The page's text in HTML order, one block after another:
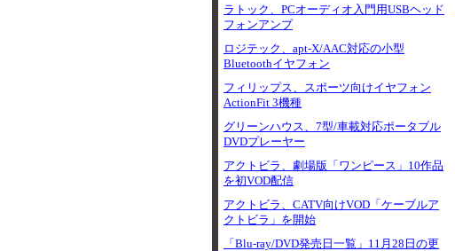
ラトック、PCオーディオ入門用USBヘッド
フォンアンプ
ロジテック、apt-X/AAC対応の小型
Bluetoothイヤフォン
フィリップス、スポーツ向けイヤフォン
ActionFit 3機種
グリーンハウス、7型/車載対応ポータブル
DVDプレーヤー
アクトビラ、劇場版「ワンピース」10作品
を初VOD配信
アクトビラ、CATV向けVOD「ケーブルア
クトビラ」を開始
「Blu-ray/DVD発売日一覧」11月28日の更